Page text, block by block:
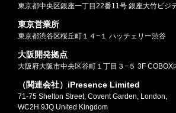
東京都中央区銀座一丁目22番11号 銀座大竹ビジ
東京営業所
東京都渋谷区桜丘町１４−１ ハッチェリー渋谷
大阪開発拠点
大阪府大阪市中央区谷町１丁目３−５ 3F COBOX
（関連会社）iPresence Limited
71-75 Shelton Street, Covent Garden, London,
WC2H 9JQ United Kingdom